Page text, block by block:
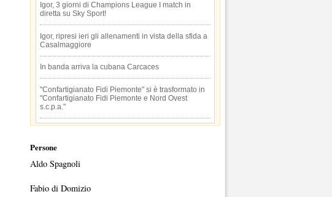
Igor, 3 giorni di Champions League I match in
diretta su Sky Sport!
Igor, ripresi ieri gli allenamenti in vista della sfida a
Casalmaggiore
In banda arriva la cubana Carcaces
"Confartigianato Fidi Piemonte" si è trasformato in
"Confartigianato Fidi Piemonte e Nord Ovest
s.c.p.a."
Persone
Aldo Spagnoli
Fabio di Domizio